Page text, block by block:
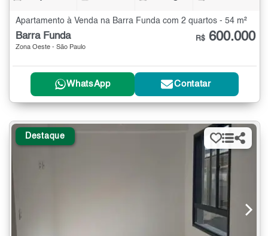
Apartamento à Venda na Barra Funda com 2 quartos - 54 m²
Barra Funda
Zona Oeste - São Paulo
R$ 600.000
WhatsApp Contatar
Destaque